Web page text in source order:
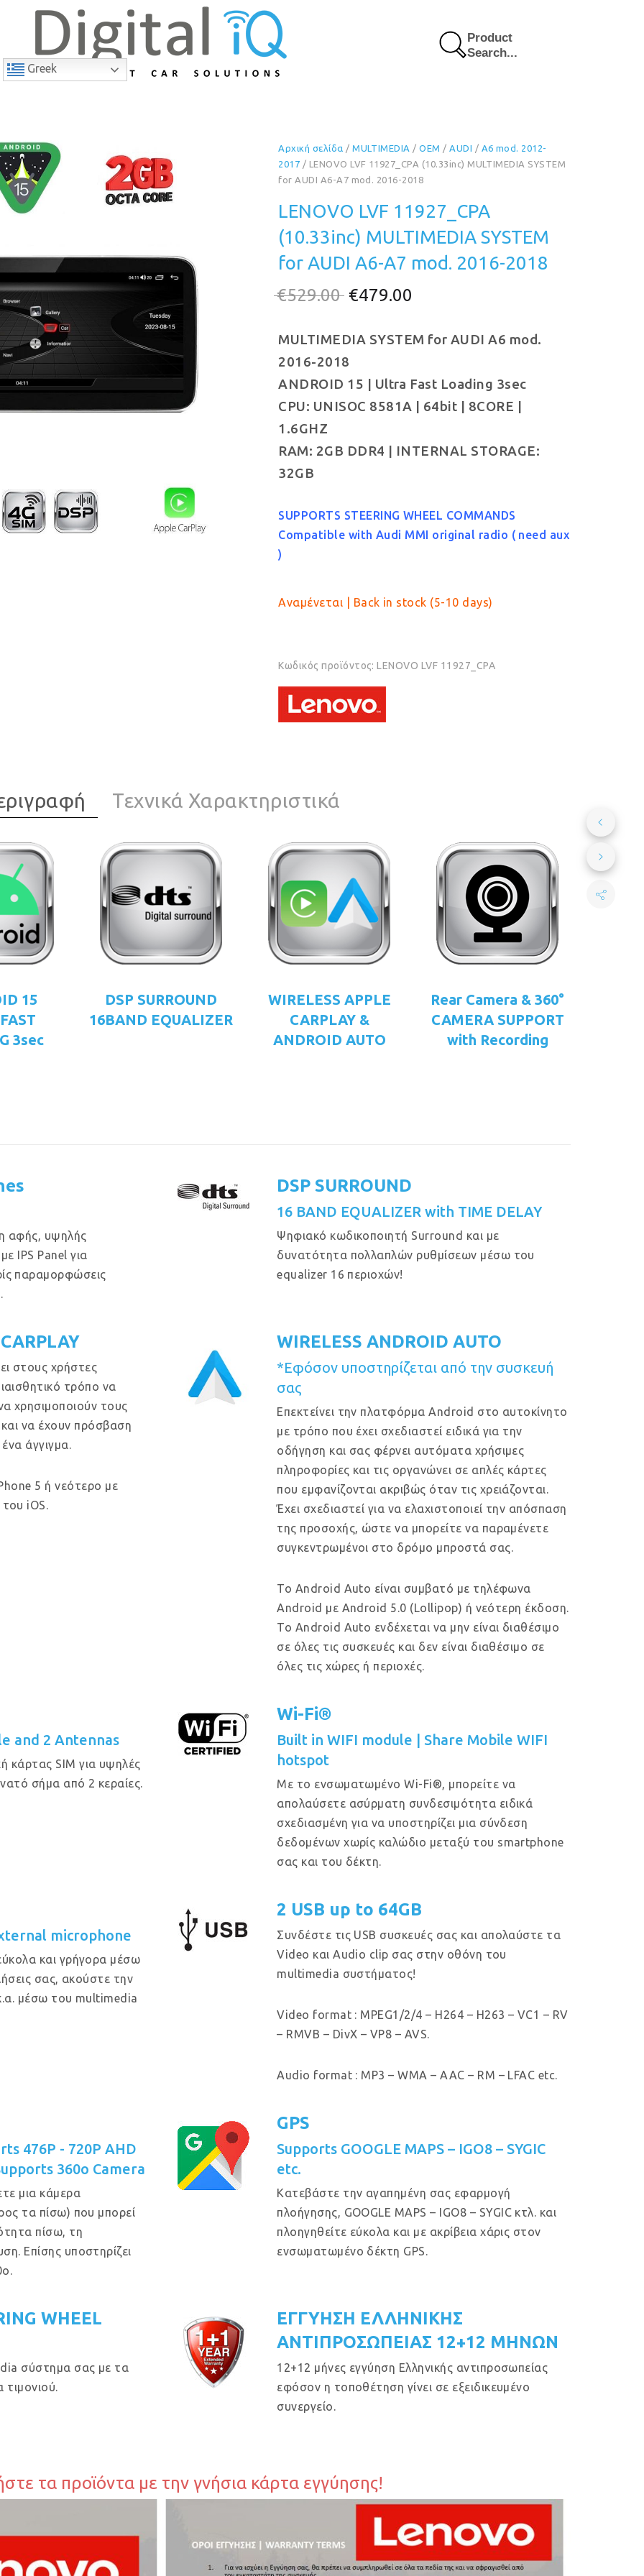
Greek
Product
Search...
9% Έκπτωση
Αρχική σελίδα /MULTIMEDIA /OEM /AUDI / A6 mod. 2012-
2017 / LENOVO LVF 11927_CPA (10.33inc) MULTIMEDIA SYSTEM
for AUDI A6-A7 mod. 2016-2018
LENOVO LVF 11927_CPA
(10.33inc) MULTIMEDIA SYSTEM
for AUDI A6-A7 mod. 2016-2018
€529.00 Original
was:
€479.00
τιμή
€479.00.
MULTIMEDIA SYSTEM for AUDI A6 mod.
2016-2018
ANDROID 15 | Ultra Fast Loading 3sec
CPU: UNISOC 8581A | 64bit | 8CORE |
1.6GHZ
RAM: 2GB DDR4 | INTERNAL STORAGE:
32GB
SUPPORTS STEERING WHEEL COMMANDS
Compatible with Audi MMI original radio ( need aux
)
Αναμένεται | Back in stock (5-10 days)
Κωδικός προϊόντος:LENOVO LVF 11927_CPA
Τεχνικά Χαρακτηριστικά
15
3sec
DSP SURROUND
16BAND EQUALIZER
WIRELESS APPLE
CARPLAY &
ANDROID AUTO
Rear Camera & 360°
CAMERA SUPPORT
with Recording
αφής, υψηλής
IPS Panel για
παραμορφώσεις
DSP SURROUND
16 BAND EQUALIZER with TIME DELAY
Ψηφιακό κωδικοποιητή Surround και με
δυνατότητα πολλαπλών ρυθμίσεων μέσω του
equalizer 16 περιοχών!
στους χρήστες
τρόπο να
χρησιμοποιούν τους
να έχουν πρόσβαση
άγγιγμα.
5 ή νεότερο με
iOS.
WIRELESS ANDROID AUTO
*Εφόσον υποστηρίζεται από την συσκευή
σας
Επεκτείνει την πλατφόρμα Android στο αυτοκίνητο
με τρόπο που έχει σχεδιαστεί ειδικά για την
οδήγηση και σας φέρνει αυτόματα χρήσιμες
πληροφορίες και τις οργανώνει σε απλές κάρτες
που εμφανίζονται ακριβώς όταν τις χρειάζονται.
Έχει σχεδιαστεί για να ελαχιστοποιεί την απόσπαση
της προσοχής, ώστε να μπορείτε να παραμένετε
συγκεντρωμένοι στο δρόμο μπροστά σας.
Το Android Auto είναι συμβατό με τηλέφωνα
Android με Android 5.0 (Lollipop) ή νεότερη έκδοση.
Το Android Auto ενδέχεται να μην είναι διαθέσιμο
σε όλες τις συσκευές και δεν είναι διαθέσιμο σε
όλες τις χώρες ή περιοχές.
and 2 Antennas
κάρτας SIM για υψηλές
σήμα από 2 κεραίες.
Wi-Fi®
Built in WIFI module | Share Mobile WIFI
hotspot
Με το ενσωματωμένο Wi-Fi®, μπορείτε να
απολαύσετε ασύρματη συνδεσιμότητα ειδικά
σχεδιασμένη για να υποστηρίζει μια σύνδεση
δεδομένων χωρίς καλώδιο μεταξύ του smartphone
σας και του δέκτη.
microphone
και γρήγορα μέσω
σας, ακούστε την
μέσω του multimedia
2 USB up to 64GB
Συνδέστε τις USB συσκευές σας και απολαύστε τα
Video και Audio clip σας στην οθόνη του
multimedia συστήματος!
Video format : MPEG1/2/4 – H264 – H263 – VC1 – RV
– RMVB – DivX – VP8 – AVS.
Audio format : MP3 – WMA – AAC – RM – LFAC etc.
476P - 720P AHD
360o Camera
μια κάμερα
τα πίσω) που μπορεί
πίσω, τη
Επίσης υποστηρίζει
GPS
Supports GOOGLE MAPS – IGO8 – SYGIC
etc.
Κατεβάστε την αγαπημένη σας εφαρμογή
πλοήγησης, GOOGLE MAPS – IGO8 – SYGIC κτλ. και
πλοηγηθείτε εύκολα και με ακρίβεια χάρις στον
ενσωματωμένο δέκτη GPS.
WHEEL
σύστημα σας με τα
τιμονιού.
ΕΓΓΥΗΣΗ ΕΛΛΗΝΙΚΗΣ
ΑΝΤΙΠΡΟΣΩΠΕΙΑΣ 12+12 ΜΗΝΩΝ
12+12 μήνες εγγύηση Ελληνικής αντιπροσωπείας
εφόσον η τοποθέτηση γίνει σε εξειδικευμένο
συνεργείο.
τα προϊόντα με την γνήσια κάρτα εγγύησης!